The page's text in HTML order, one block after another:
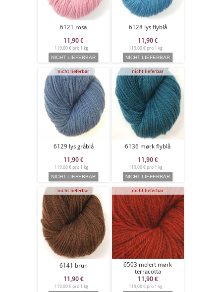
6121 rosa
11,90 €
119,00 € pro 1 kg
6128 lys flyblå
11,90 €
119,00 € pro 1 kg
nicht lieferbar
6129 lys gråblå
11,90 €
119,00 € pro 1 kg
nicht lieferbar
6136 mørk flyblå
11,90 €
119,00 € pro 1 kg
nicht lieferbar
6141 brun
11,90 €
119,00 € pro 1 kg
nicht lieferbar
6503 melert mørk
terracotta
11,90 €
119,00 € pro 1 kg